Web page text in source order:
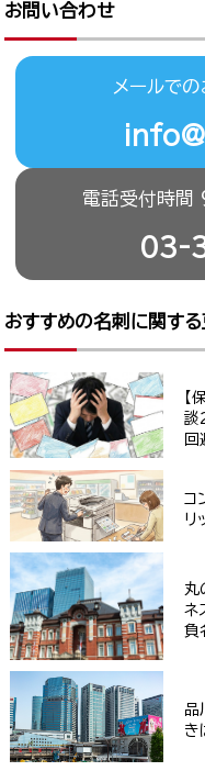
お問い合わせ
メールで
電話受付時間
03-
おすすめの名刺に関す
【
談
回
コ
リ
丸
ネ
負
品
き